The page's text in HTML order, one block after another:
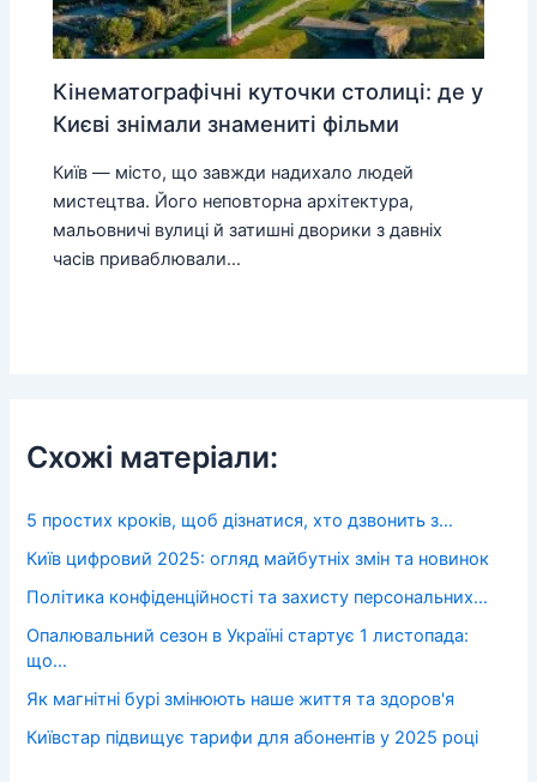
Кінематографічні куточки столиці: де у
Києві знімали знамениті фільми
Київ — місто, що завжди надихало людей
мистецтва. Його неповторна архітектура,
мальовничі вулиці й затишні дворики з давніх
часів приваблювали…
Схожі матеріали:
5 простих кроків, щоб дізнатися, хто дзвонить з…
Київ цифровий 2025: огляд майбутніх змін та новинок
Політика конфіденційності та захисту персональних…
Опалювальний сезон в Україні стартує 1 листопада:
що…
Як магнітні бурі змінюють наше життя та здоров'я
Київстар підвищує тарифи для абонентів у 2025 році